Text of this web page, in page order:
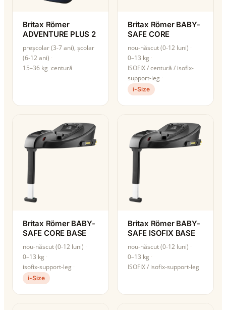
Britax Römer
ADVENTURE PLUS 2
preșcolar (3-7 ani), școlar
(6-12 ani)
15–36 kg centură
Britax Römer BABY-
SAFE CORE
nou-născut (0-12 luni)
0–13 kg
ISOFIX / centură / isofix-
support-leg
i-Size
Britax Römer BABY-
SAFE CORE BASE
nou-născut (0-12 luni)
0–13 kg
isofix-support-leg
i-Size
Britax Römer BABY-
SAFE ISOFIX BASE
nou-născut (0-12 luni)
0–13 kg
ISOFIX / isofix-support-leg